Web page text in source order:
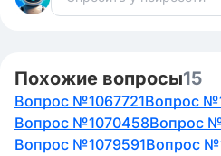
Похожие вопросы15
Вопрос №1067721Вопрос
Вопрос №1070458Вопрос
Вопрос №1079591Вопрос